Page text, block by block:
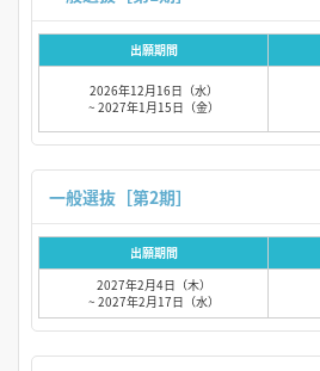
出願期間
2026年12月16日（水）
~ 2027年1月15日（金）
出願期間
2027年2月4日（木）
~ 2027年2月17日（水）